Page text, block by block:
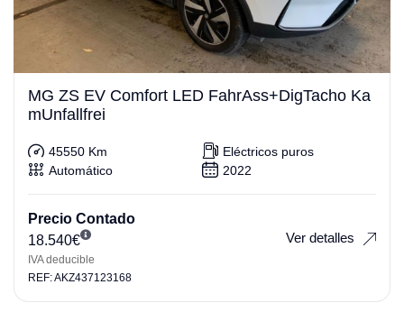
MG ZS EV Comfort LED FahrAss+DigTacho Ka
mUnfallfrei
45550 Km
Eléctricos puros
Automático
2022
Precio Contado
18.540€
IVA deducible
Ver detalles
REF: AKZ437123168